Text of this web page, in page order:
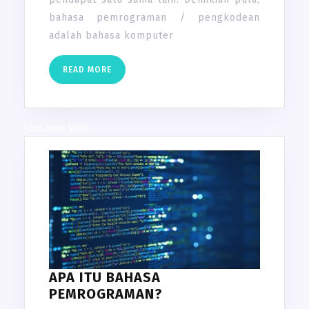
bahasa pemrograman / pengkodean
adalah bahasa komputer
READ MORE READ
MORE
APA ITU BAHASA
PEMROGRAMAN?